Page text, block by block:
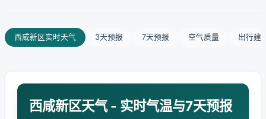
西咸新区实时天气 3天预报 7天预报 空气质量 出行建
西咸新区天气 - 实时气温与7天预报